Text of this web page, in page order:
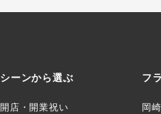
シーンから選ぶ
開店・開業祝い
フ
岡